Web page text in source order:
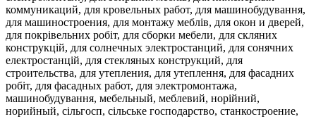
коммуникаций, для кровельных работ, для машинобудування,
для машиностроения, для монтажу меблів, для окон и дверей,
для покрівельних робіт, для сборки мебели, для скляних
конструкцій, для солнечных электростанций, для сонячних
електростанцій, для стекляных конструкций, для
строительства, для утепления, для утеплення, для фасадних
робіт, для фасадных работ, для электромонтажа,
машинобудування, мебельный, меблевий, норійний,
норийный, сільгосп, сільське господарство, станкостроение,